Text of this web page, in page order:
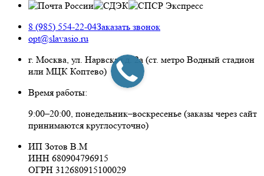
8 (985) 554-22-04Заказать звонок
opt@slavasio.ru
г. Москва, ул. Нарвская д.2а (ст. метро Водный стадион
или МЦК Коптево)
Время работы:
9:00–20:00, понедельник–воскресенье (заказы через сайт
принимаются круглосуточно)
ИП Зотов В.М
ИНН 680904796915
ОГРН 312680915100029